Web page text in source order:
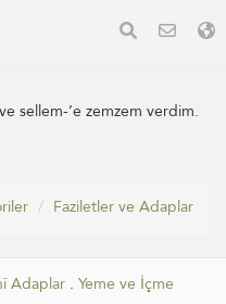
sellem-’e zemzem verdim.
Faziletler ve Adaplar
Adaplar . Yeme ve İçme